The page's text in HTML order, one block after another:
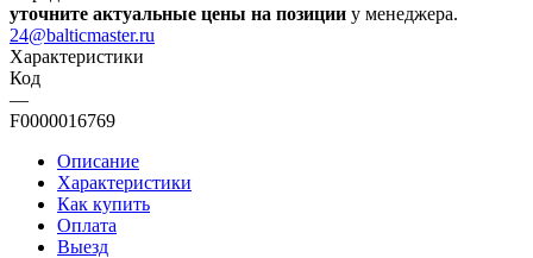
уточните актуальные цены на позиции у менеджера.
24@balticmaster.ru
Характеристики
Код
—
F0000016769
Описание
Характеристики
Как купить
Оплата
Выезд